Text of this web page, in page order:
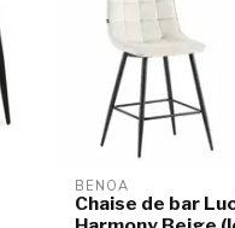
BENOA
Chaise de bar